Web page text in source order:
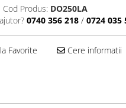
Cod Produs: DO250LA
0740 356 218 / 0724 035
Favorite Cere informatii